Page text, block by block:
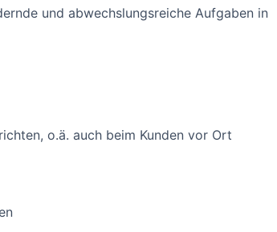
und abwechslungsreiche Aufgaben in
o.ä. auch beim Kunden vor Ort